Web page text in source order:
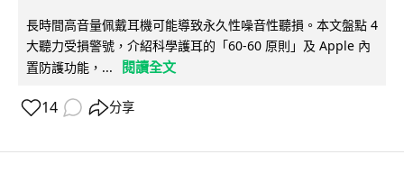
長時間高音量佩戴耳機可能導致永久性噪音性聽損。本文盤點 4
大聽力受損警號，介紹科學護耳的「60-60 原則」及 Apple 內
置防護功能，...
閱讀全文
14 分享